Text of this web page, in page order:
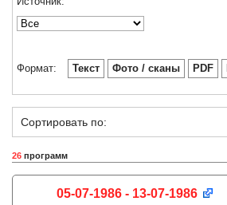
Формат: Текст Фото / сканы PDF
Сортировать по:
26 программ
05-07-1986 - 13-07-1986